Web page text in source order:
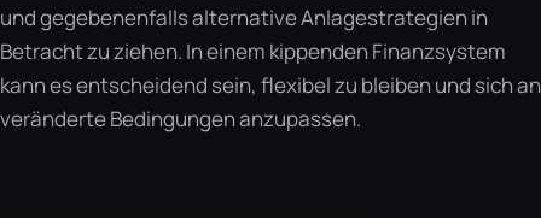
und gegebenenfalls alternative Anlagestrategien in
Betracht zu ziehen. In einem kippenden Finanzsystem
kann es entscheidend sein, flexibel zu bleiben und sich an
veränderte Bedingungen anzupassen.